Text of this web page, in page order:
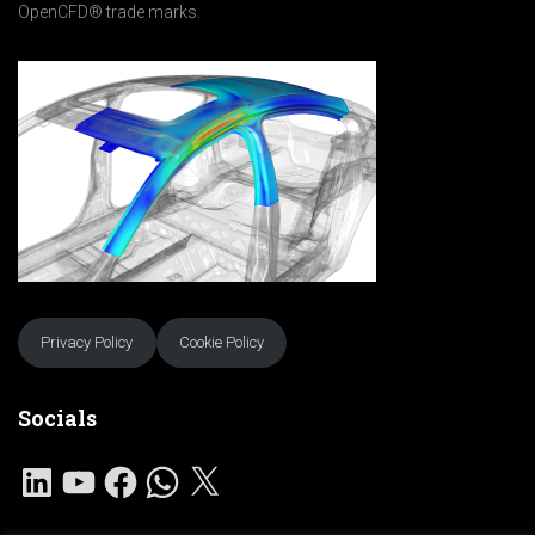
OpenCFD® trade marks.
Privacy Policy Cookie Policy
Socials
L
Y
O
F
A
W
H
A
X